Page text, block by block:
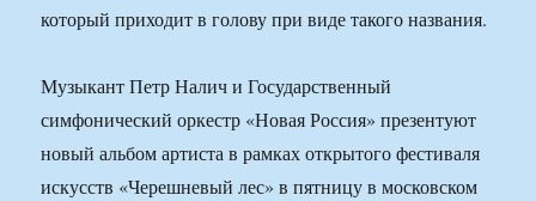
который приходит в голову при виде такого названия.
Музыкант Петр Налич и Государственный
симфонический оркестр «Новая Россия» презентуют
новый альбом артиста в рамках открытого фестиваля
искусств «Черешневый лес» в пятницу в московском